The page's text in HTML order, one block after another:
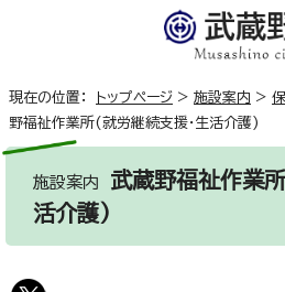
現在の位置： トップページ > 施設案内 >
野福祉作業所(就労継続支援・生活介護)
施設案内 武蔵野福祉作業
活介護)